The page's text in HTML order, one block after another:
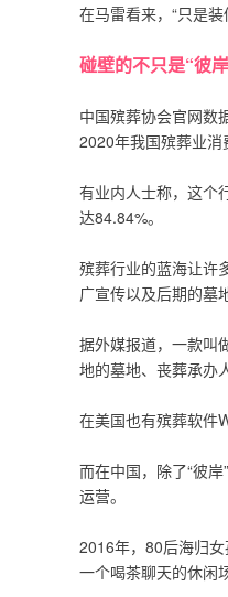
在马雷看来，“只是
碰壁的不只是“彼
中国殡葬协会官网数
2020年我国殡葬业消
有业内人士称，这个
达84.84%。
殡葬行业的蓝海让许
广宣传以及后期的墓
据外媒报道，一款叫
地的墓地、丧葬承办
在美国也有殡葬软件
而在中国，除了“彼
运营。
2016年，80后海归
一个喝茶聊天的休闲